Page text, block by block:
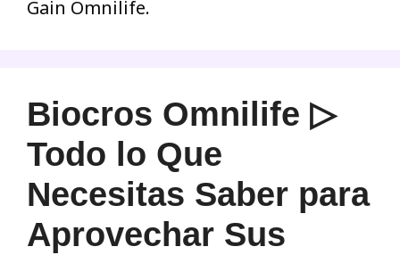
Gain Omnilife.
Biocros Omnilife ▷
Todo lo Que
Necesitas Saber para
Aprovechar Sus